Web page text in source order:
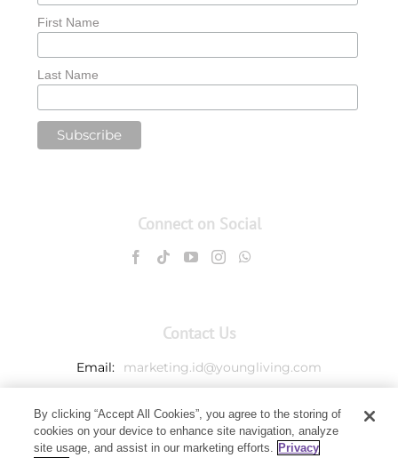
First Name
Last Name
Connect on Social
Contact Us
Email:
marketing.id@youngliving.com
PT. Young Living Indonesia
By clicking “Accept All Cookies”, you agree to the storing of
cookies on your device to enhance site navigation, analyze
site usage, and assist in our marketing efforts. Privacy